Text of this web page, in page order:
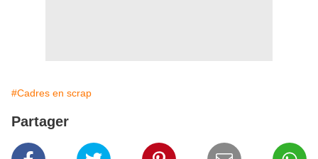
#Cadres en scrap
Partager